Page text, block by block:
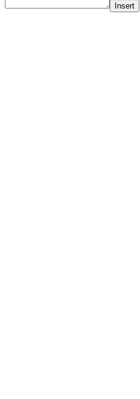
Insert